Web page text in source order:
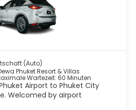
unterhalten auch
die Insel (teilweise mit Umsteigen
Abu Dhabi oder Doha). Als beste
sein.
(Auto)
Phuket Resort & Villas
Wartezeit: 60 Minuten
Airport to Phuket City
Welcomed by airport